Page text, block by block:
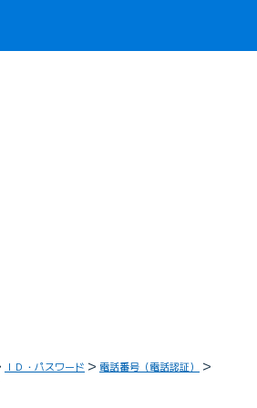
ＩＤ・パスワード
電話番号（電話認証）